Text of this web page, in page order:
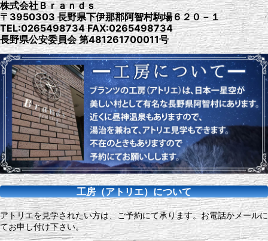
株式会社Ｂｒａｎｄｓ
〒3950303 長野県下伊那郡阿智村駒場６２０－１
TEL:0265498734 FAX:0265498734
長野県公安委員会 第481261700011号
工房（アトリエ）について
アトリエを見学されたい方は、ご予約にて承ります。お電話かメールに
てお申し付け下さい。